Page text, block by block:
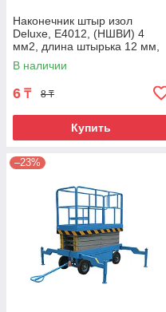
Наконечник штыр изол
Deluxe, Е4012, (НШВИ) 4
мм2, длина штырька 12 мм,
(1000 шт/упак)
В наличии
6 ₸ 8 ₸
Купить
–23%